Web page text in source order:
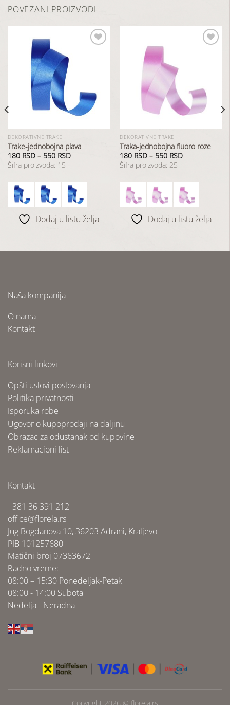
POVEZANI PROIZVODI
želja
DEKORATIVNE TRAKE
Trake-jednobojna plava
180 RSD– 550 RSD
Šifra proizvoda: 15
Dodaj u listu želja
želja
DEKORATIVNE TRAKE
Traka-jednobojna fluoro roze
180 RSD – 550 RSD
Šifra proizvoda: 25
Dodaj u listu želja
Naša kompanija
O nama
Kontakt
Korisni linkovi
Opšti uslovi poslovanja
Politika privatnosti
Isporuka robe
Ugovor o kupoprodaji na daljinu
Obrazac za odustanak od kupovine
Reklamacioni list
Kontakt
+381 36 391 212
office@florela.rs
Jug Bogdanova 10, 36203 Adrani, Kraljevo
PIB 101257680
Matični broj 07363672
Radno vreme:
08:00 – 15:30 Ponedeljak-Petak
08:00 - 14:00 Subota
Nedelja - Neradna